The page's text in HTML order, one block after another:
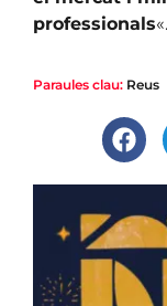
professionals«.
Paraules clau: Reus